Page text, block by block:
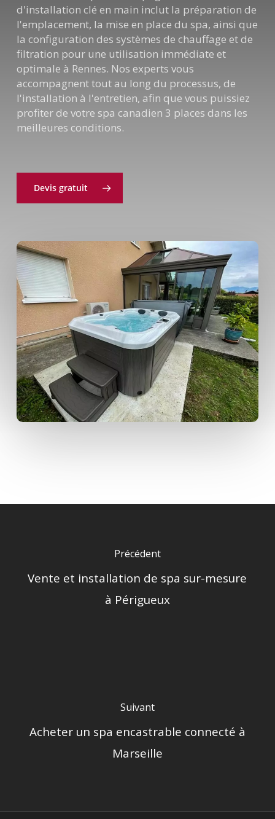
d'installation clé en main inclut la préparation de
l'emplacement, la mise en place du spa, ainsi que
la configuration des systèmes de chauffage et de
filtration pour une utilisation immédiate et
optimale à Rennes. Nos experts vous
accompagnent tout au long du processus, de
l'installation à l'entretien, afin que vous puissiez
profiter de votre spa canadien 3 places dans les
meilleures conditions.
Devis gratuit
Précédent
Vente et installation de spa sur-mesure
à Périgueux
Suivant
Acheter un spa encastrable connecté à
Marseille